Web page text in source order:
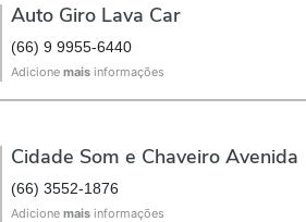
Auto Giro Lava Car
(66) 9 9955-6440
Adicione mais informações
Cidade Som e Chaveiro Avenida
(66) 3552-1876
Adicione mais informações